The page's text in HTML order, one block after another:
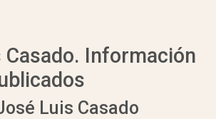
Casado. Información
Luis Casado